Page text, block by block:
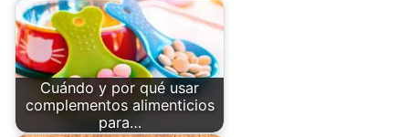
Cuándo y por qué usar
complementos alimenticios
para…